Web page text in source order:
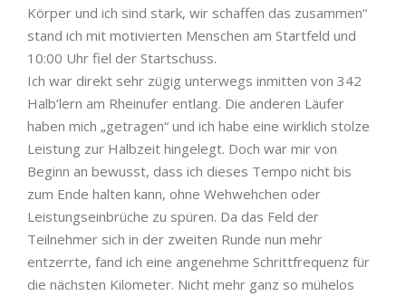
Körper und ich sind stark, wir schaffen das zusammen“
stand ich mit motivierten Menschen am Startfeld und
10:00 Uhr fiel der Startschuss.
Ich war direkt sehr zügig unterwegs inmitten von 342
Halb’lern am Rheinufer entlang. Die anderen Läufer
haben mich „getragen“ und ich habe eine wirklich stolze
Leistung zur Halbzeit hingelegt. Doch war mir von
Beginn an bewusst, dass ich dieses Tempo nicht bis
zum Ende halten kann, ohne Wehwehchen oder
Leistungseinbrüche zu spüren. Da das Feld der
Teilnehmer sich in der zweiten Runde nun mehr
entzerrte, fand ich eine angenehme Schrittfrequenz für
die nächsten Kilometer. Nicht mehr ganz so mühelos